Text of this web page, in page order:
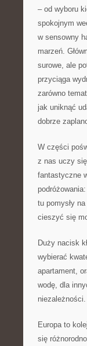
– od wyboru
spokojnym
w sensowny
marzeń.
surowe, ale
przyciąga
zarówno
jak uniknąć
dobrze
W części
z nas uczy
fantastyczne
tu pomysły
cieszyć się
Duży nacisk
wybierać
apartament,
wodę, dla
Europa to
się